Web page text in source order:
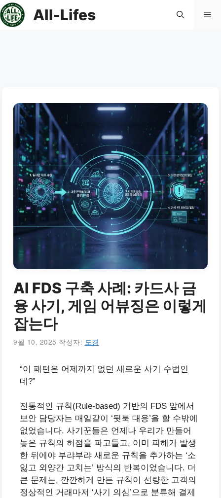
컨
텐
All-Lifes 메
AI FDS 구축 사례: 카드사 금
융 사기, 게임 어뷰징은 이렇게
잡는다
9월 10, 2025 작성자: 도경
“이 패턴은 어제까지 없던 새로운 사기 수법인
데?”
전통적인 규칙(Rule-based) 기반의 FDS 앞에서
보안 담당자는 매일같이 ‘뒷북 대응’을 할 수밖에
없었습니다. 사기꾼들은 언제나 우리가 만들어
놓은 규칙의 허점을 파고들고, 이미 피해가 발생
한 뒤에야 부랴부랴 새로운 규칙을 추가하는 ‘소
잃고 외양간 고치는’ 방식의 반복이었습니다. 더
큰 문제는, 깐깐하게 만든 규칙이 선량한 고객의
정상적인 거래마저 ‘사기 의심’으로 분류해 결제